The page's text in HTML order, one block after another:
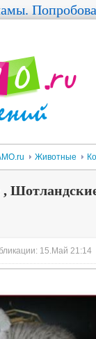
Животные
15.Май 21:14